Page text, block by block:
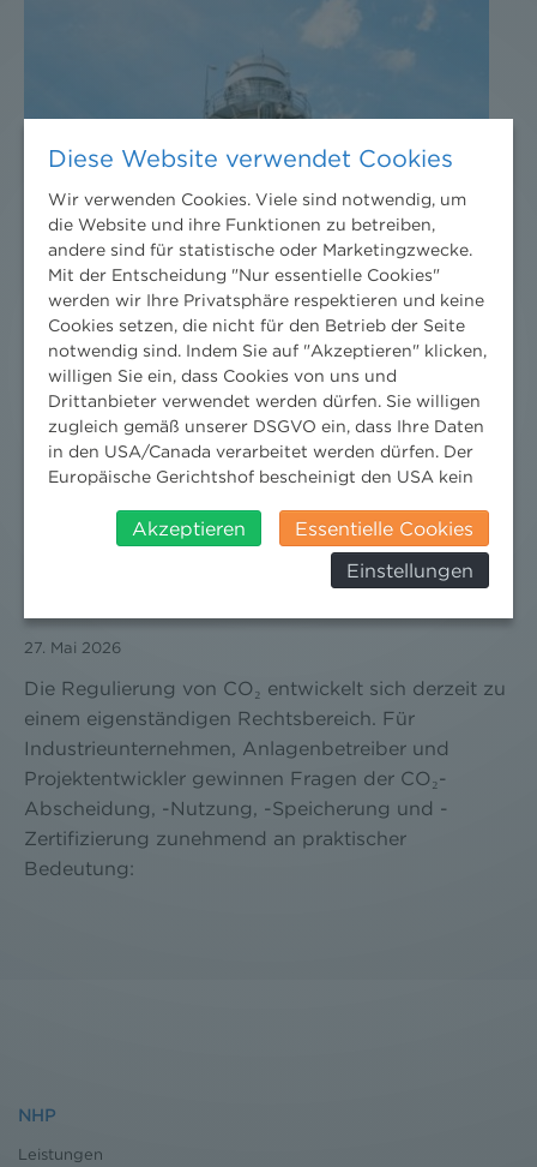
CO₂-REGULIERUNG IM WANDEL: WAS
UNTERNEHMEN JETZT ZU CCS, CCU UND ETS
27. Mai 2026
Die Regulierung von CO₂ entwickelt sich derzeit zu
einem eigenständigen Rechtsbereich. Für
Industrieunternehmen, Anlagenbetreiber und
Projektentwickler gewinnen Fragen der CO₂-
Abscheidung, -Nutzung, -Speicherung und -
Zertifizierung zunehmend an praktischer
Bedeutung:
NHP
Leistungen
Diese Website verwendet Cookies
Wir verwenden Cookies. Viele sind notwendig, um
die Website und ihre Funktionen zu betreiben,
andere sind für statistische oder Marketingzwecke.
Mit der Entscheidung "Nur essentielle Cookies"
werden wir Ihre Privatsphäre respektieren und keine
Cookies setzen, die nicht für den Betrieb der Seite
notwendig sind. Indem Sie auf "Akzeptieren" klicken,
willigen Sie ein, dass Cookies von uns und
Drittanbieter verwendet werden dürfen. Sie willigen
zugleich gemäß unserer DSGVO ein, dass Ihre Daten
in den USA/Canada verarbeitet werden dürfen. Der
Europäische Gerichtshof bescheinigt den USA kein
insbesondere das Risiko, dass ihre Daten durch US-
Behörden, zu Kontroll- und zu
Überwachungszwecken, verarbeitet werden und
werden können. Zudem finden Sie am
Bildschirmrand ein Cookie-Icon wo Sie jederzeit Ihre
Einwilligung widerrufen und Widerspruch ausüben.
Weitere Infomationen finden Sie hier:
Datenschutzerklärung
Akzeptieren
Essentielle Cookies
Einstellungen